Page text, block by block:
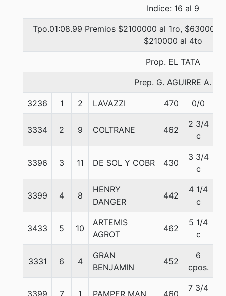
Indice: 16 al 9
Tpo.01:08.99 Premios $2100000 al 1ro, $630000
$210000 al 4to
Prop. EL TATA
Prep. G. AGUIRRE A.
3236 1 2 LAVAZZI 470 0/0
3334 2 9 COLTRANE 462
2 3/4
c
3396 3 11 DE SOL Y COBR 430
3 3/4
c
3399 4 8
HENRY
DANGER
442
4 1/4
c
3433 5 10
ARTEMIS
AGROT
462
5 1/4
c
3331 6 4
GRAN
BENJAMIN
452
6
cpos.
3399 7 1 PAMPER MAN 460
7 3/4